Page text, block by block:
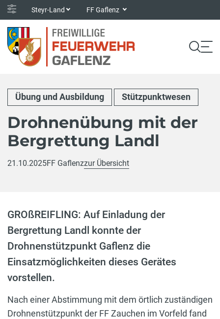
Steyr-Land FF Gaflenz
Übung und Ausbildung Stützpunktwesen
Drohnenübung mit der
Bergrettung Landl
21.10.2025FF Gaflenzzur Übersicht
GROßREIFLING: Auf Einladung der
Bergrettung Landl konnte der
Drohnenstützpunkt Gaflenz die
Einsatzmöglichkeiten dieses Gerätes
vorstellen.
Nach einer Abstimmung mit dem örtlich zuständigen
Drohnenstützpunkt der FF Zauchen im Vorfeld fand